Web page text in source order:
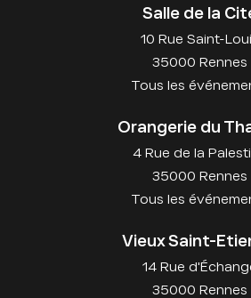
Salle de la
10 Rue Saint-
35000 Rennes
Tous les
Orangerie du
4 Rue de la
35000 Rennes
Tous les
Vieux Saint-
14 Rue
35000 Rennes